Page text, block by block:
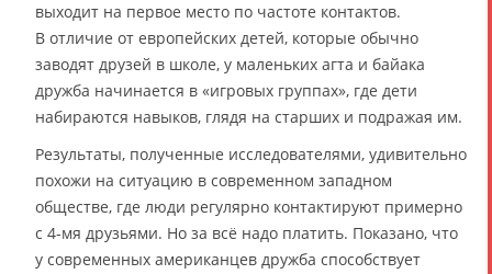
выходит на первое место по частоте контактов.
В отличие от европейских детей, которые обычно
заводят друзей в школе, у маленьких агта и байака
дружба начинается в «игровых группах», где дети
набираются навыков, глядя на старших и подражая им.
Результаты, полученные исследователями, удивительно
похожи на ситуацию в современном западном
обществе, где люди регулярно контактируют примерно
с 4-мя друзьями. Но за всё надо платить. Показано, что
у современных американцев дружба способствует